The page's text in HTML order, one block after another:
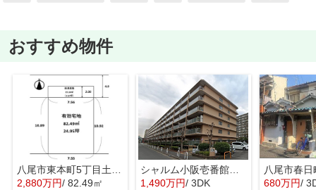
おすすめ物件
2,880万円/ 82.49㎡
シャルム小阪壱番館 西堤小学校区 近鉄河内小阪駅
1,490万円/ 3DK 680万円/